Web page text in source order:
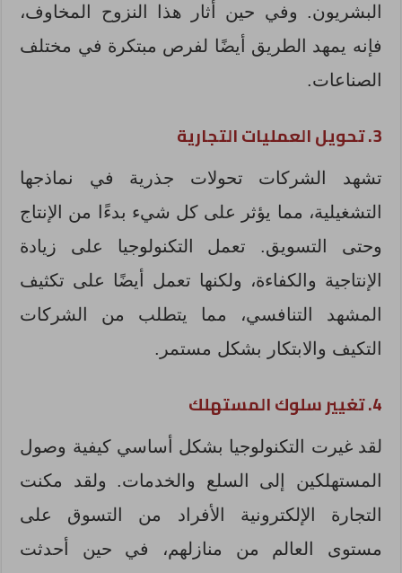
البشريون. وفي حين أثار هذا النزوح المخاوف،
فإنه يمهد الطريق أيضًا لفرص مبتكرة في مختلف
الصناعات.
3. تحويل العمليات التجارية
تشهد الشركات تحولات جذرية في نماذجها
التشغيلية، مما يؤثر على كل شيء بدءًا من الإنتاج
وحتى التسويق. تعمل التكنولوجيا على زيادة
الإنتاجية والكفاءة، ولكنها تعمل أيضًا على تكثيف
المشهد التنافسي، مما يتطلب من الشركات
التكيف والابتكار بشكل مستمر.
4. تغيير سلوك المستهلك
لقد غيرت التكنولوجيا بشكل أساسي كيفية وصول
المستهلكين إلى السلع والخدمات. ولقد مكنت
التجارة الإلكترونية الأفراد من التسوق على
مستوى العالم من منازلهم، في حين أحدثت